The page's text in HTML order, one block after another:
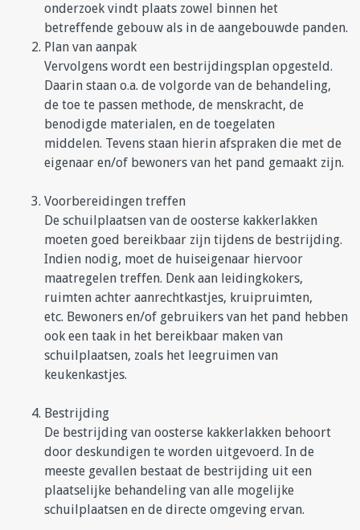
onderzoek vindt plaats zowel binnen het
betreffende gebouw als in de aangebouwde panden.
Plan van aanpak
Vervolgens wordt een bestrijdingsplan opgesteld.
Daarin staan o.a. de volgorde van de behandeling,
de toe te passen methode, de menskracht, de
benodigde materialen, en de toegelaten
middelen. Tevens staan hierin afspraken die met de
eigenaar en/of bewoners van het pand gemaakt zijn.
Voorbereidingen treffen
De schuilplaatsen van de oosterse kakkerlakken
moeten goed bereikbaar zijn tijdens de bestrijding.
Indien nodig, moet de huiseigenaar hiervoor
maatregelen treffen. Denk aan leidingkokers,
ruimten achter aanrechtkastjes, kruipruimten,
etc. Bewoners en/of gebruikers van het pand hebben
ook een taak in het bereikbaar maken van
schuilplaatsen, zoals het leegruimen van
keukenkastjes.
Bestrijding
De bestrijding van oosterse kakkerlakken behoort
door deskundigen te worden uitgevoerd. In de
meeste gevallen bestaat de bestrijding uit een
plaatselijke behandeling van alle mogelijke
schuilplaatsen en de directe omgeving ervan.